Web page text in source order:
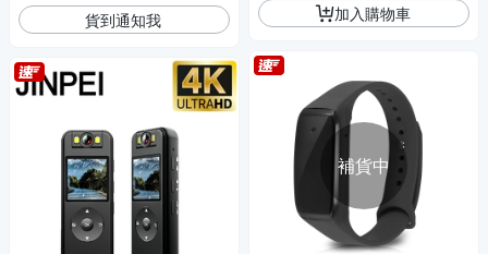
貨到通知我 加入購物車
補貨中